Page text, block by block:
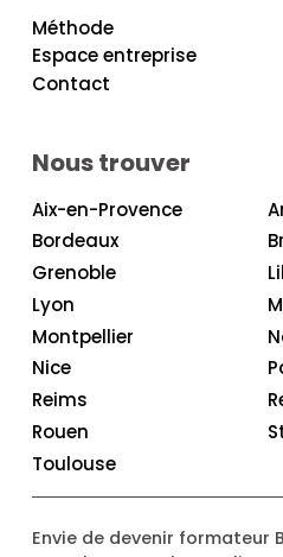
Méthode
Espace entreprise
Contact
Nous trouver
Aix-en-Provence
Bordeaux
Grenoble
Lyon
Montpellier
Nice
Reims
Rouen
Toulouse
Envie de devenir formateur